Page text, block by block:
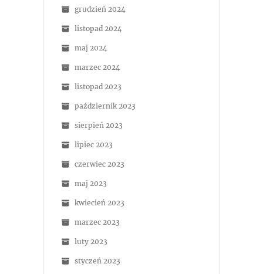
grudzień 2024
listopad 2024
maj 2024
marzec 2024
listopad 2023
październik 2023
sierpień 2023
lipiec 2023
czerwiec 2023
maj 2023
kwiecień 2023
marzec 2023
luty 2023
styczeń 2023